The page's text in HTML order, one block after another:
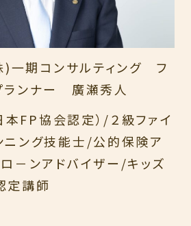
期コンサルティング フ
ランナー 廣瀬秀人
FP協会認定）/２級ファイ
ニング技能士/公的保険ア
－ンアドバイザー/キッズ
定講師